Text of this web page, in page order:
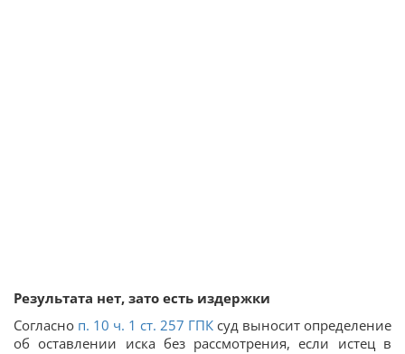
Результата нет, зато есть издержки
Согласно п. 10 ч. 1 ст. 257 ГПК суд выносит определение
об оставлении иска без рассмотрения, если истец в